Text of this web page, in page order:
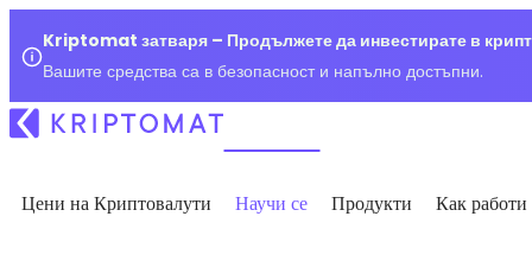
Kriptomat затваря – Продължете да инвестирате в
Вашите средства са в безопасност и напълно достъпни.
Цени на Криптовалути Научи се Продукти Как работи